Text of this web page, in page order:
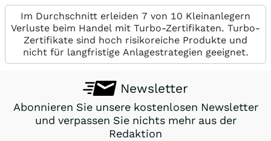
Im Durchschnitt erleiden 7 von 10 Kleinanlegern
Verluste beim Handel mit Turbo-Zertifikaten. Turbo-
Zertifikate sind hoch risikoreiche Produkte und
nicht für langfristige Anlagestrategien geeignet.
Newsletter
Abonnieren Sie unsere kostenlosen Newsletter
und verpassen Sie nichts mehr aus der
Redaktion